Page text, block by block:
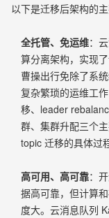
以下是迁移后架构的主
全托管、免运维：
算分离架构，实现
曹操出行免除了系
复杂繁琐的运维工
移、leader
群、集群升配三个
topic 迁移的具体过
高可用、高可靠：
据高可靠，但计算
度大。云消息队列